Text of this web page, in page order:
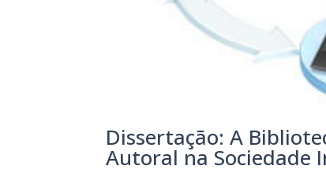
Dissertação: A
Autoral na Sociedade